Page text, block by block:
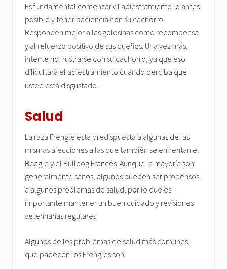
Es fundamental comenzar el adiestramiento lo antes
posible y tener paciencia con su cachorro.
Responden mejor a las golosinas como recompensa
y al refuerzo positivo de sus dueños. Una vez más,
intente no frustrarse con su cachorro, ya que eso
dificultará el adiestramiento cuando perciba que
usted está disgustado.
Salud
La raza Frengle está predispuesta a algunas de las
mismas afecciones a las que también se enfrentan el
Beagle y el Bulldog Francés. Aunque la mayoría son
generalmente sanos, algunos pueden ser propensos
a algunos problemas de salud, por lo que es
importante mantener un buen cuidado y revisiones
veterinarias regulares.
Algunos de los problemas de salud más comunes
que padecen los Frengles son: